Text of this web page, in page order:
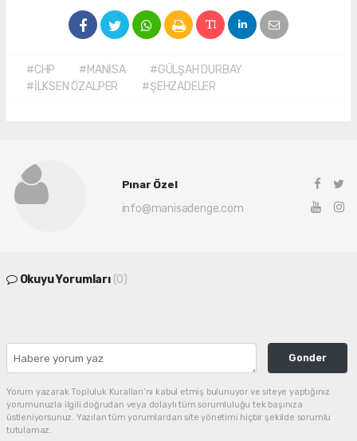
#CHP #MANİSA
#GÜLŞAH DURBAY
#İLKSEN ÖZALPER
#ŞEHZADELER
Pınar Özel
info@manisadenge.com
Okuyu Yorumları (0)
Gonder
Yorum yazarak Topluluk Kuralları’nı kabul etmiş bulunuyor ve siteye yaptığınız
yorumunuzla ilgili doğrudan veya dolaylı tüm sorumluluğu tek başınıza
üstleniyorsunuz. Yazılan tüm yorumlardan site yönetimi hiçbir şekilde sorumlu
tutulamaz.